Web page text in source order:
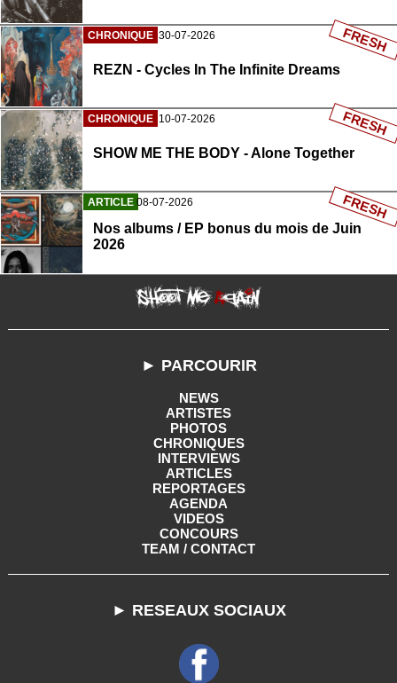
CHRONIQUE 30-07-2026
REZN - Cycles In The Infinite Dreams
FRESH
CHRONIQUE 10-07-2026
SHOW ME THE BODY - Alone Together
FRESH
ARTICLE 08-07-2026
Nos albums / EP bonus du mois de Juin
2026
FRESH
► PARCOURIR
NEWS
ARTISTES
PHOTOS
CHRONIQUES
INTERVIEWS
ARTICLES
REPORTAGES
AGENDA
VIDEOS
CONCOURS
TEAM / CONTACT
► RESEAUX SOCIAUX